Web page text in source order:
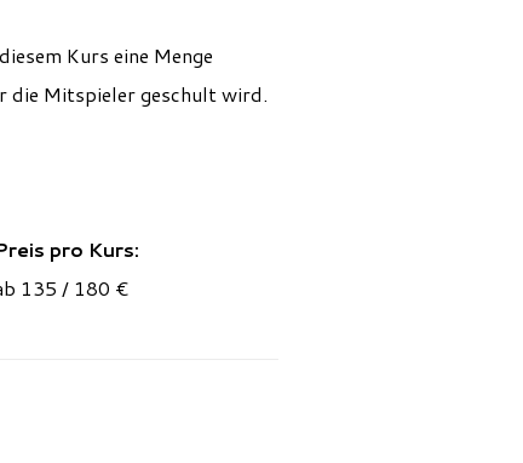
Kurs eine Menge
die Mitspieler geschult wird.
pro Kurs:
135 / 180 €